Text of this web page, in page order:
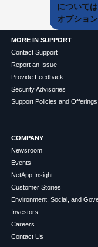
について
オプショ
MORE IN SUPPORT
Contact Support
Report an Issue
Provide Feedback
Security Advisories
Support Policies and Offerings
COMPANY
Newsroom
Events
NetApp Insight
Customer Stories
Environment, Social, and
Investors
Careers
Contact Us